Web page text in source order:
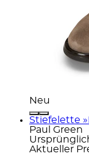
Neu
Stiefelette
Paul Green
Aktueller